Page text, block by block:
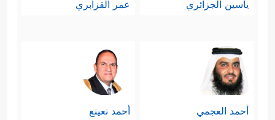
ٱلۡفَـٰحِشَةُ فِی ٱلَّذِینَ ءَامَنُواْ لَهُمۡ عَذَابٌ أَلِیمࣱ فِی ٱلدُّنۡیَا
وَٱلۡأَخِرَةِۚ وَٱللَّهُ یَعۡلَمُ وَأَنتُمۡ لَا تَعۡلَمُونَ﴾
يشملُ مَن يُشيعها بالقذف الباطل
ياسين الجزائري عمر القزابري
أحمد العجمي أحمد نعينع